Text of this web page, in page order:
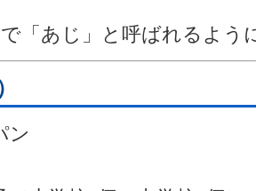
「あじ」と呼ばれるよう
ン